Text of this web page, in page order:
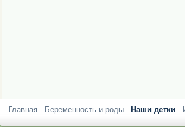
Главная Беременность и роды Наши детки